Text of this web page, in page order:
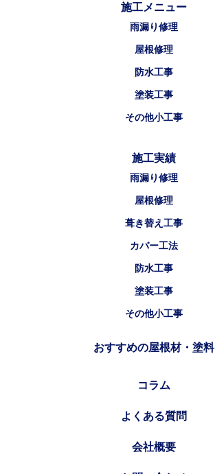
施工メニュー
雨漏り修理
屋根修理
防水工事
塗装工事
その他小工事
施工実績
雨漏り修理
屋根修理
葺き替え工事
カバー工法
防水工事
塗装工事
その他小工事
おすすめの屋根材・塗料
コラム
よくある質問
会社概要